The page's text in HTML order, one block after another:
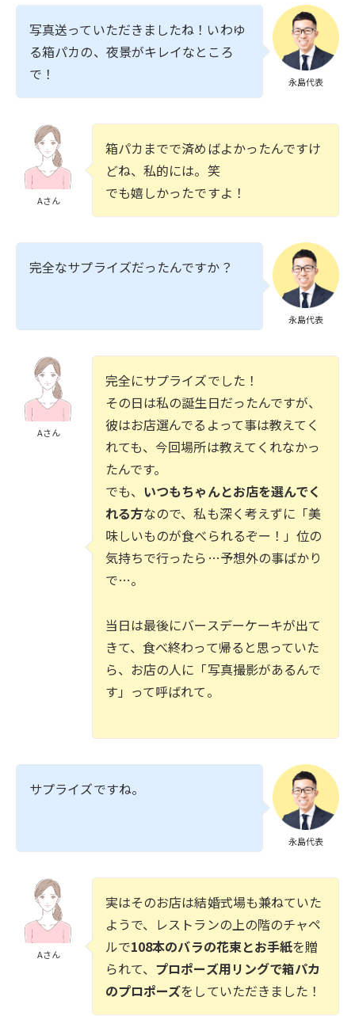
永島代表
写真送っていただきましたね！いわゆ
る箱パカの、夜景がキレイなところ
で！
Aさん
箱パカまでで済めばよかったんですけ
どね、私的には。笑
でも嬉しかったですよ！
永島代表
完全なサプライズだったんですか？
Aさん
完全にサプライズでした！
その日は私の誕生日だったんですが、
彼はお店選んでるよって事は教えてく
れても、今回場所は教えてくれなかっ
たんです。
でも、 いつもちゃんとお店を選んでく
れる方なので、私も深く考えずに「美
味しいものが食べられるぞー！」位の
気持ちで行ったら…予想外の事ばかり
で…。
当日は最後にバースデーケーキが出て
きて、食べ終わって帰ると思っていた
ら、お店の人に「写真撮影があるんで
す」って呼ばれて。
永島代表
サプライズですね。
Aさん
実はそのお店は結婚式場も兼ねていた
ようで、レストランの上の階のチャペ
ルで108本のバラの花束とお手紙を贈
られて、 プロポーズ用リングで箱パカ
のプロポーズをしていただきました！